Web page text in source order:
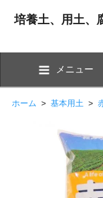
培養土、用土、
メニュー
ホーム > 基本用土 >